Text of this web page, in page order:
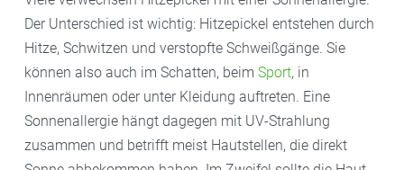
Der Unterschied ist wichtig: Hitzepickel entstehen durch
Hitze, Schwitzen und verstopfte Schweißgänge. Sie
können also auch im Schatten, beim Sport, in
Innenräumen oder unter Kleidung auftreten. Eine
Sonnenallergie hängt dagegen mit UV-Strahlung
zusammen und betrifft meist Hautstellen, die direkt